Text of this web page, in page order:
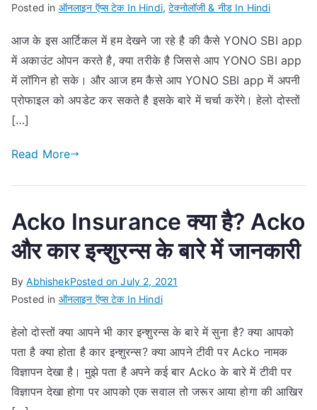
Posted in ऑनलाइन ऍप्स टेक In Hindi,टेक्नोलॉजी & नीड In Hindi
आज के इस आर्टिकल में हम देखने जा रहे है की कैसे YONO SBI app
में अकाउंट ओपन करते है, क्या तरीके है जिससे आप YONO SBI app
में लॉगिन हो सके। और आज हम कैसे आप YONO SBI app में अपनी
प्रोफाइल को अपडेट कर सकते है इसके बारे में चर्चा करेंगे। हेलो दोस्तों
[…]
Read More
Acko Insurance क्या है? Acko
और कार इन्शुरन्स के बारे में जानकारी
ByAbhishekPosted onJuly 2, 2021
Posted in ऑनलाइन ऍप्स टेक In Hindi
हेलो दोस्तों क्या आपने भी कार इन्शुरन्स के बारे में सुना है? क्या आपको
पता है क्या होता है कार इन्शुरन्स? क्या आपने टीवी पर Acko नामक
विज्ञापन देखा है। मुझे पता है अपने कई बार Acko के बारे में टीवी पर
विज्ञापन देखा होगा पर आपको एक सवाल तो जरूर आया होगा की आखिर